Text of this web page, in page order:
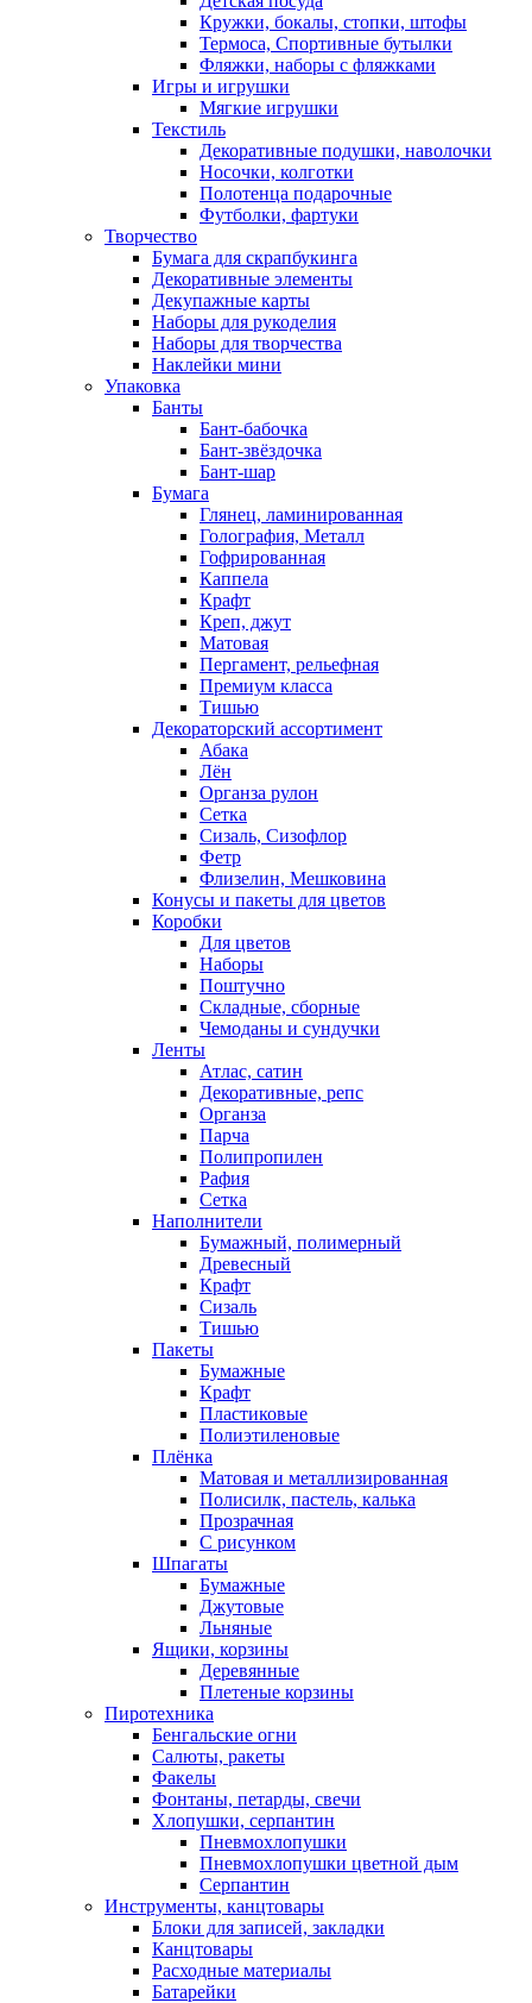
Кружки, бокалы, стопки, штофы
Термоса, Спортивные бутылки
Фляжки, наборы с фляжками
Игры и игрушки
Мягкие игрушки
Текстиль
Декоративные подушки, наволочки
Носочки, колготки
Полотенца подарочные
Футболки, фартуки
Творчество
Бумага для скрапбукинга
Декоративные элементы
Декупажные карты
Наборы для рукоделия
Наборы для творчества
Наклейки мини
Упаковка
Банты
Бант-бабочка
Бант-звёздочка
Бант-шар
Бумага
Глянец, ламинированная
Голография, Металл
Гофрированная
Каппела
Крафт
Креп, джут
Матовая
Пергамент, рельефная
Премиум класса
Тишью
Декораторский ассортимент
Абака
Лён
Органза рулон
Сетка
Сизаль, Сизофлор
Фетр
Флизелин, Мешковина
Конусы и пакеты для цветов
Коробки
Для цветов
Наборы
Поштучно
Складные, сборные
Чемоданы и сундучки
Ленты
Атлас, сатин
Декоративные, репс
Органза
Парча
Полипропилен
Рафия
Сетка
Наполнители
Бумажный, полимерный
Древесный
Крафт
Сизаль
Тишью
Пакеты
Бумажные
Крафт
Пластиковые
Полиэтиленовые
Плёнка
Матовая и металлизированная
Полисилк, пастель, калька
Прозрачная
С рисунком
Шпагаты
Бумажные
Джутовые
Льняные
Ящики, корзины
Деревянные
Плетеные корзины
Пиротехника
Бенгальские огни
Салюты, ракеты
Факелы
Фонтаны, петарды, свечи
Хлопушки, серпантин
Пневмохлопушки
Пневмохлопушки цветной дым
Серпантин
Инструменты, канцтовары
Блоки для записей, закладки
Канцтовары
Расходные материалы
Батарейки